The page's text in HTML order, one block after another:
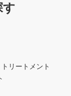
す
トリートメント